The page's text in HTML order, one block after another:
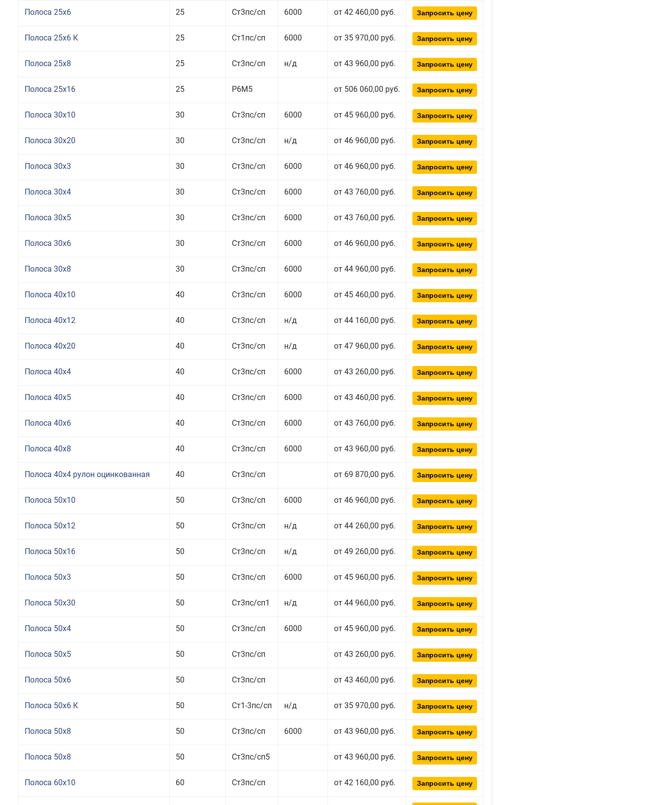
Полоса 25x6 25 Ст3пс/сп 6000 от 42 460,00 руб. Запросить цену
Полоса 25x6 К 25 Ст1пс/сп 6000 от 35 970,00 руб. Запросить цену
Полоса 25x8 25 Ст3пс/сп н/д от 43 960,00 руб. Запросить цену
Полоса 25x16 25 Р6М5 от 506 060,00 руб. Запросить цену
Полоса 30x10 30 Ст3пс/сп 6000 от 45 960,00 руб. Запросить цену
Полоса 30x20 30 Ст3пс/сп н/д от 46 960,00 руб. Запросить цену
Полоса 30x3 30 Ст3пс/сп 6000 от 46 960,00 руб. Запросить цену
Полоса 30x4 30 Ст3пс/сп 6000 от 43 760,00 руб. Запросить цену
Полоса 30x5 30 Ст3пс/сп 6000 от 43 760,00 руб. Запросить цену
Полоса 30x6 30 Ст3пс/сп 6000 от 46 960,00 руб. Запросить цену
Полоса 30x8 30 Ст3пс/сп 6000 от 44 960,00 руб. Запросить цену
Полоса 40x10 40 Ст3пс/сп 6000 от 45 460,00 руб. Запросить цену
Полоса 40x12 40 Ст3пс/сп н/д от 44 160,00 руб. Запросить цену
Полоса 40x20 40 Ст3пс/сп н/д от 47 960,00 руб. Запросить цену
Полоса 40x4 40 Ст3пс/сп 6000 от 43 260,00 руб. Запросить цену
Полоса 40x5 40 Ст3пс/сп 6000 от 43 460,00 руб. Запросить цену
Полоса 40x6 40 Ст3пс/сп 6000 от 43 760,00 руб. Запросить цену
Полоса 40x8 40 Ст3пс/сп 6000 от 43 960,00 руб. Запросить цену
Полоса 40x4 рулон оцинкованная 40 Ст3пс/сп от 69 870,00 руб. Запросить цену
Полоса 50x10 50 Ст3пс/сп 6000 от 46 960,00 руб. Запросить цену
Полоса 50x12 50 Ст3пс/сп н/д от 44 260,00 руб. Запросить цену
Полоса 50x16 50 Ст3пс/сп н/д от 49 260,00 руб. Запросить цену
Полоса 50x3 50 Ст3пс/сп 6000 от 45 960,00 руб. Запросить цену
Полоса 50x30 50 Ст3пс/сп1 н/д от 44 960,00 руб. Запросить цену
Полоса 50x4 50 Ст3пс/сп 6000 от 45 960,00 руб. Запросить цену
Полоса 50x5 50 Ст3пс/сп от 43 260,00 руб. Запросить цену
Полоса 50x6 50 Ст3пс/сп от 43 460,00 руб. Запросить цену
Полоса 50x6 К 50 Ст1-3пс/сп н/д от 35 970,00 руб. Запросить цену
Полоса 50x8 50 Ст3пс/сп 6000 от 43 960,00 руб. Запросить цену
Полоса 50x8 50 Ст3пс/сп5 от 43 960,00 руб. Запросить цену
Полоса 60x10 60 Ст3пс/сп от 42 160,00 руб. Запросить цену